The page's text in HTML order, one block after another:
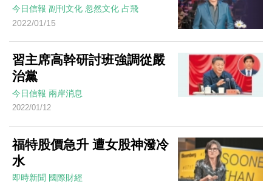
今日信報 副刊文化 忽然文化 占飛
2022/01/15
習主席高幹研討班強調從嚴
治黨
今日信報 兩岸消息
2022/01/12
福特股價急升 遭女股神潑冷
水
即時新聞 國際財經